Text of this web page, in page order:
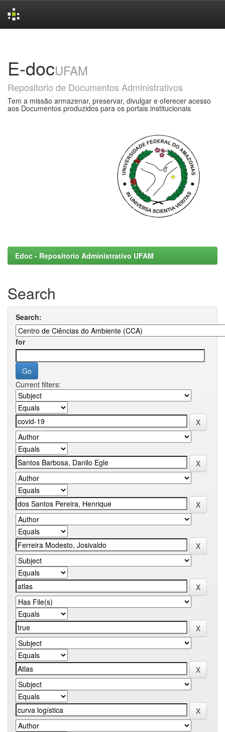
E-docUFAM
Repositorio de Documentos Administrativos
Tem a missão armazenar, preservar, divulgar e oferecer acesso
aos Documentos produzidos para os portais institucionais
Edoc - Repositorio Administrativo UFAM
Search
Search:
for
Current filters: